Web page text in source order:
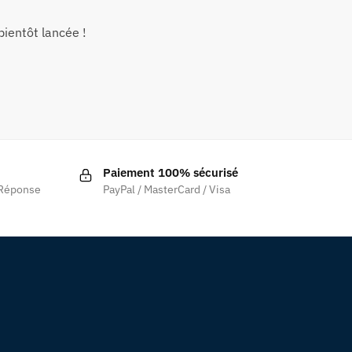
lancée !
Paiement 100% sécurisé
PayPal / MasterCard / Visa